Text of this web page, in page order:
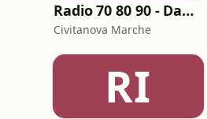
Radio 70 80 90 - Dance
Civitanova Marche
RI